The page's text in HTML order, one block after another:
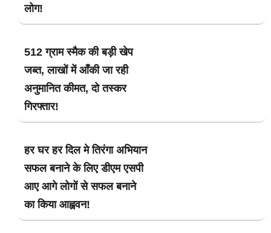
लोग!
512 ग्राम स्मैक की बड़ी खेप
जब्त, लाखों में आँकी जा रही
अनुमानित कीमत, दो तस्कर
गिरफ्तार!
हर घर हर दिल मे तिरंगा अभियान
सफल बनाने के लिए डीएम एसपी
आए आगे लोगों से सफल बनाने
का किया आह्ववन!